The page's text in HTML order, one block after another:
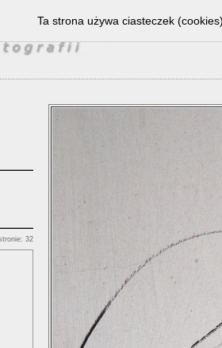
32
Ta strona używa ciasteczek